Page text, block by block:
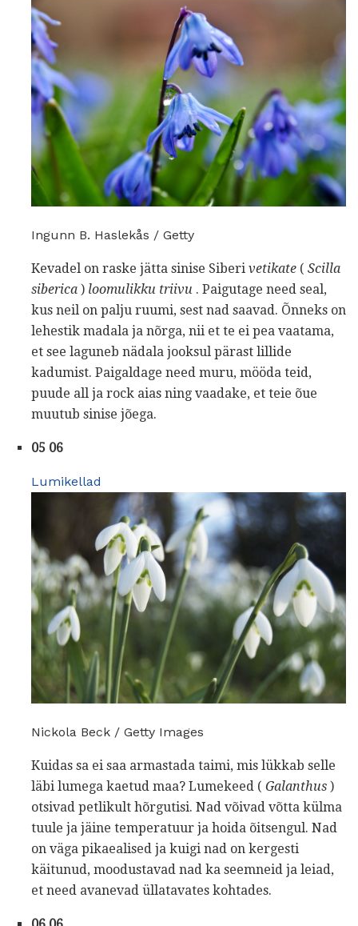
Ingunn B. Haslekås / Getty
Kevadel on raske jätta sinise Siberi vetikate ( Scilla
siberica ) loomulikku triivu . Paigutage need seal,
kus neil on palju ruumi, sest nad saavad. Õnneks on
lehestik madala ja nõrga, nii et te ei pea vaatama,
et see laguneb nädala jooksul pärast lillide
kadumist. Paigaldage need muru, mööda teid,
puude all ja rock aias ning vaadake, et teie õue
muutub sinise jõega.
05 06
Lumikellad
Nickola Beck / Getty Images
Kuidas sa ei saa armastada taimi, mis lükkab selle
läbi lumega kaetud maa? Lumekeed ( Galanthus )
otsivad petlikult hõrgutisi. Nad võivad võtta külma
tuule ja jäine temperatuur ja hoida õitsengul. Nad
on väga pikaealised ja kuigi nad on kergesti
käitunud, moodustavad nad ka seemneid ja leiad,
et need avanevad üllatavates kohtades.